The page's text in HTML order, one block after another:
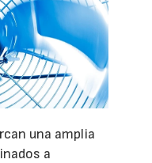
una amplia
a